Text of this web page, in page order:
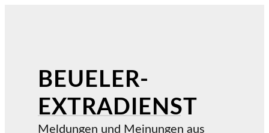
BEUELER-
EXTRADIENST
Meldungen und Meinungen aus